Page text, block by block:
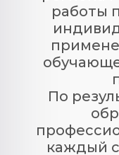
работы
По
каждый